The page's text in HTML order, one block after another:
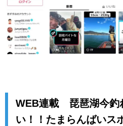
WEB連載 琵琶湖今釣
い！！たまらんばいス